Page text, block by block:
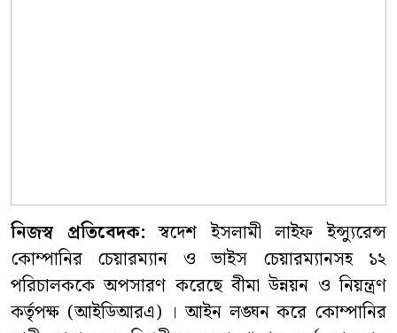
নিজস্ব প্রতিবেদক: স্বদেশ ইসলামী লাইফ ইন্স্যুরেন্স
কোম্পানির চেয়ারম্যান ও ভাইস চেয়ারম্যানসহ ১২
পরিচালককে অপসারণ করেছে বীমা উন্নয়ন ও নিয়ন্ত্রণ
কর্তৃপক্ষ (আইডিআরএ) । আইন লঙ্ঘন করে কোম্পানির